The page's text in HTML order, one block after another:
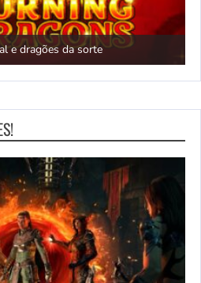
e dragões da sorte